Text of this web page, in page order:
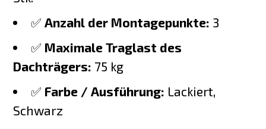
✅ Anzahl der Montagepunkte: 3
✅ Maximale Traglast des
Dachträgers: 75 kg
✅ Farbe / Ausführung: Lackiert,
Schwarz